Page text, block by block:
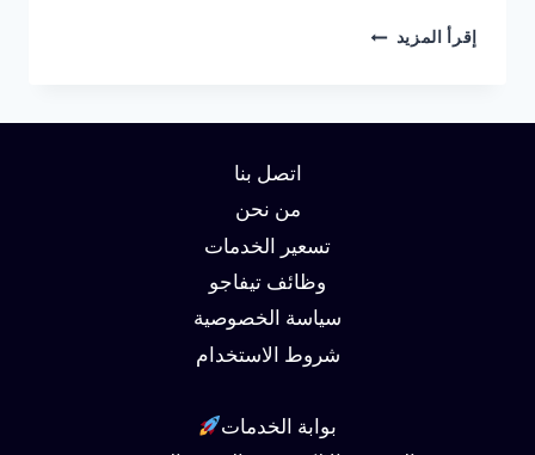
إقرأ المزيد شركة
اتصل بنا
من نحن
تسعير الخدمات
وظائف تيفاجو
سياسة الخصوصية
شروط الاستخدام
بوابة الخدمات